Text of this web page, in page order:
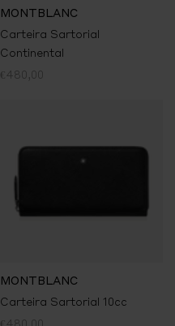
MONTBLANC
Carteira Sartorial
Continental
€480,00
MONTBLANC
Carteira Sartorial 10cc
€480,00